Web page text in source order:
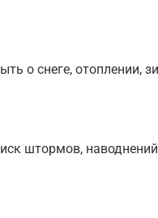
о снеге, отоплении,
штормов,